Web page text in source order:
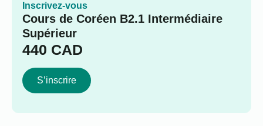
Inscrivez-vous
Cours de Coréen B2.1 Intermédiaire
Supérieur
440 CAD
S’inscrire